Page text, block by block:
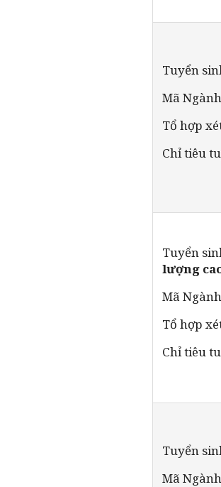
Tuyển
Mã
Tổ hợp
Chỉ tiêu
Tuyển
lượng
Mã
Tổ hợp
Chỉ tiêu
Tuyển
Mã